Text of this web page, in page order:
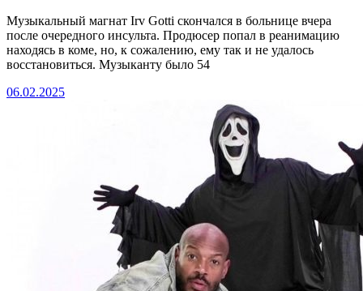
Музыкальный магнат Irv Gotti скончался в больнице вчера
после очередного инсульта. Продюсер попал в реанимацию
находясь в коме, но, к сожалению, ему так и не удалось
восстановиться. Музыканту было 54
06.02.2025